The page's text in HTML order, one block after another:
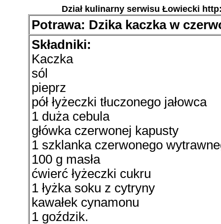
Dział kulinarny serwisu Łowiecki
Potrawa: Dzika kaczka w
Składniki:
Kaczka
sól
pieprz
pół łyżeczki tłuczonego jałowca
1 duża cebula
główka czerwonej kapusty
1 szklanka czerwonego
100 g masła
ćwierć łyżeczki cukru
1 łyżka soku z cytryny
kawałek cynamonu
1 goździk.